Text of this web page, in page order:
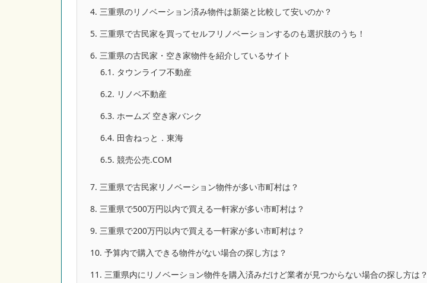
4. 三重県のリノベーション済み物件は新築と比較して安いのか？
5. 三重県で古民家を買ってセルフリノベーションするのも選択肢のうち！
6. 三重県の古民家・空き家物件を紹介しているサイト
6.1. タウンライフ不動産
6.2. リノベ不動産
6.3. ホームズ 空き家バンク
6.4. 田舎ねっと．東海
6.5. 競売公売.COM
7. 三重県で古民家リノベーション物件が多い市町村は？
8. 三重県で500万円以内で買える一軒家が多い市町村は？
9. 三重県で200万円以内で買える一軒家が多い市町村は？
10. 予算内で購入できる物件がない場合の探し方は？
11. 三重県内にリノベーション物件を購入済みだけど業者が見つからない場合の探し方は？